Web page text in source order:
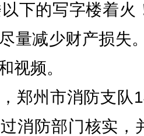
下的写字楼着火
量减少财产损失
视频。
州市消防支队
消防部门核实，